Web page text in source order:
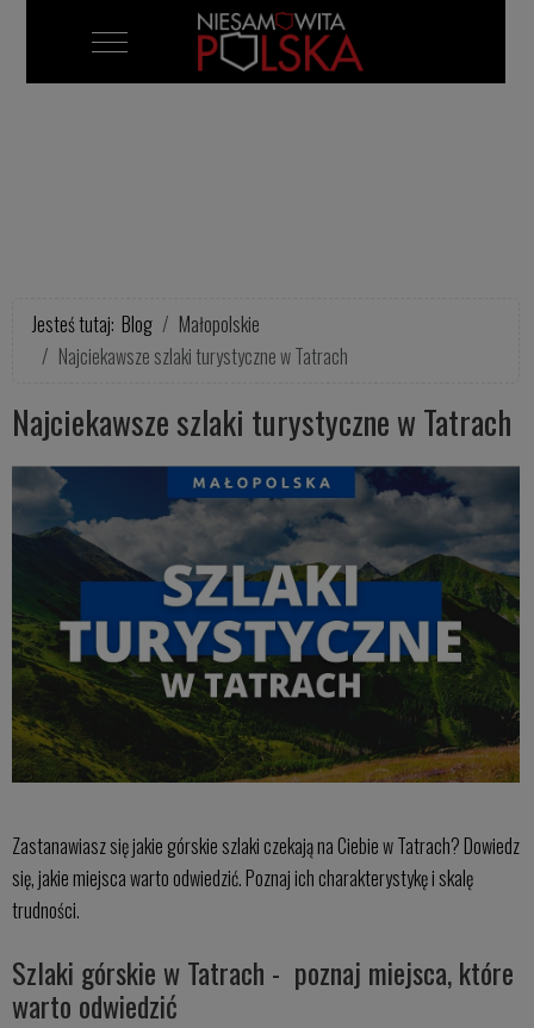
Mobile Menu Toggle
Jesteś tutaj: Blog
Małopolskie
Najciekawsze szlaki turystyczne w Tatrach
Najciekawsze szlaki turystyczne w Tatrach
Zastanawiasz się jakie górskie szlaki czekają na Ciebie w Tatrach? Dowiedz
się, jakie miejsca warto odwiedzić. Poznaj ich charakterystykę i skalę
trudności.
Szlaki górskie w Tatrach - poznaj miejsca, które
warto odwiedzić